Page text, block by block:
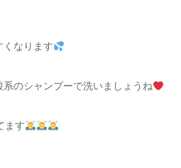
くなります
のシャンプーで洗いましょうね
ます